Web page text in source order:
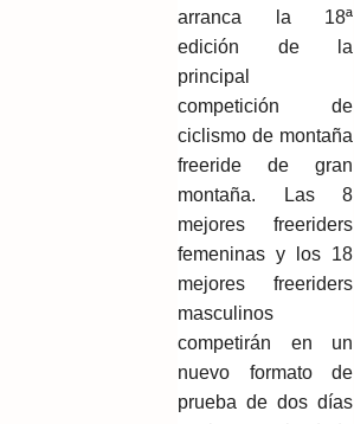
arranca la 18ª
edición de la
principal
competición de
ciclismo de montaña
freeride de gran
montaña. Las 8
mejores freeriders
femeninas y los 18
mejores freeriders
masculinos
competirán en un
nuevo formato de
prueba de dos días